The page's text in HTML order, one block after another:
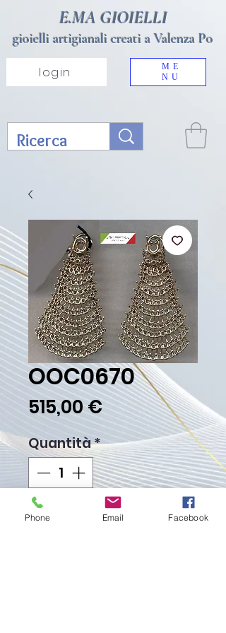
ME
NU
E.MA GIOIELLI
gioielli artigianali creati a Valenza Po
login
OOC0670
515,00 €Prezzo
Quantità*
Aggiungi al carrello
Phone Email Facebook